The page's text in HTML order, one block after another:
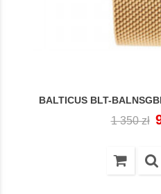
BALTICUS BLT-
Cena
1 350 zł